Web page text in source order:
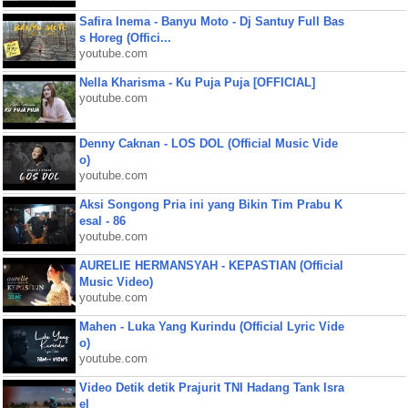
Safira Inema - Banyu Moto - Dj Santuy Full Bas
s Horeg (Offici...
youtube.com
Nella Kharisma - Ku Puja Puja [OFFICIAL]
youtube.com
Denny Caknan - LOS DOL (Official Music Vide
o)
youtube.com
Aksi Songong Pria ini yang Bikin Tim Prabu K
esal - 86
youtube.com
AURELIE HERMANSYAH - KEPASTIAN (Official
Music Video)
youtube.com
Mahen - Luka Yang Kurindu (Official Lyric Vide
o)
youtube.com
Video Detik detik Prajurit TNI Hadang Tank Isra
el